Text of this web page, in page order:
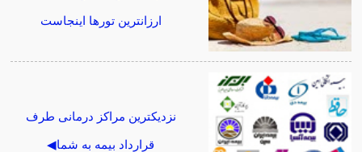
ارزانترین تورها اینجاست
نزدیکترین مراکز درمانی طرف
قرارداد بیمه به شما◀